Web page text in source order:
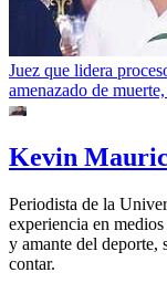
Juez que lidera
amenazado de
Kevin
Periodista de la
experiencia en
y amante del deporte,
contar.